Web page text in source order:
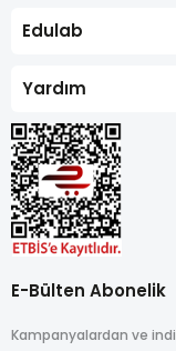
Edulab
Yardım
E-Bülten Abonelik
Kampanyalardan ve